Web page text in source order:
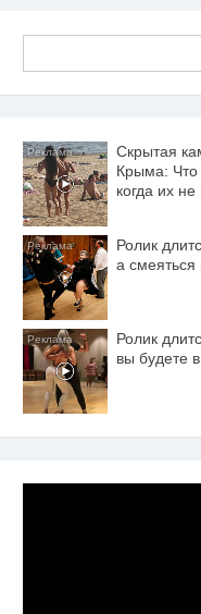
Скрытая
Крыма: Что
когда их не
Ролик
а смеяться
Ролик
вы будете